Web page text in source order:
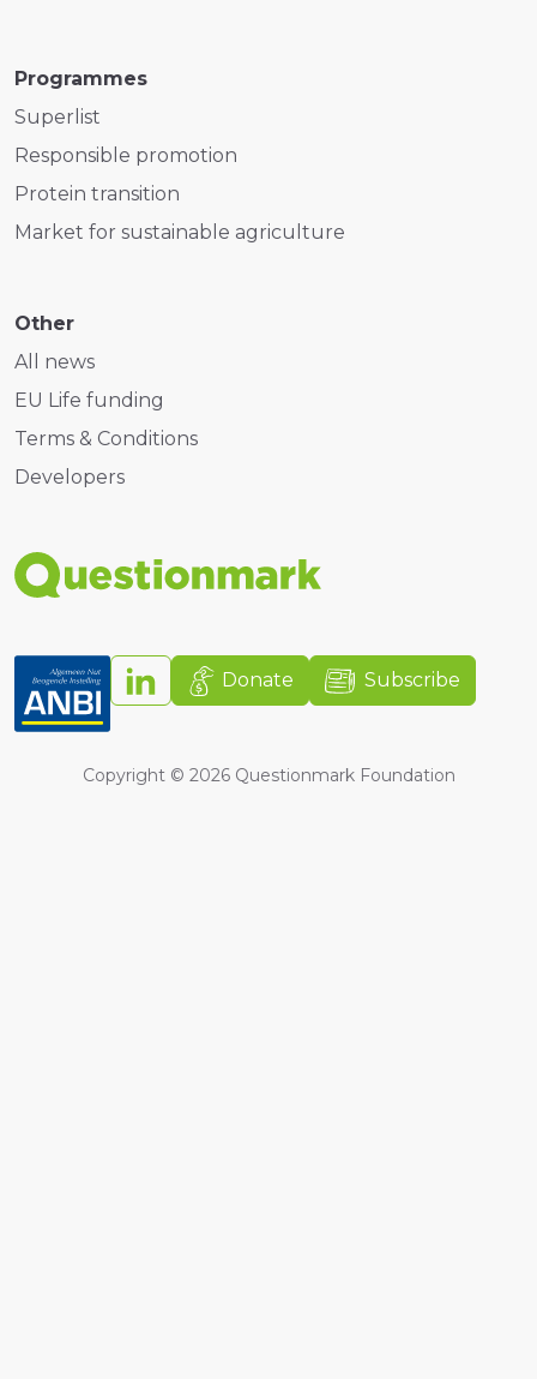
Programmes
Superlist
Responsible promotion
Protein transition
Market for sustainable agriculture
Other
All news
EU Life funding
Terms & Conditions
Developers
Donate Subscribe
Copyright © 2026 Questionmark Foundation